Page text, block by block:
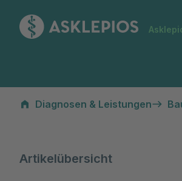
Diagnosen & Leistungen
Artikelübersicht